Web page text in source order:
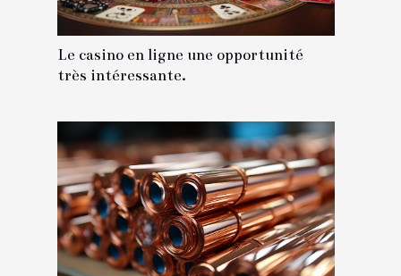
Le casino en ligne une opportunité
très intéressante.